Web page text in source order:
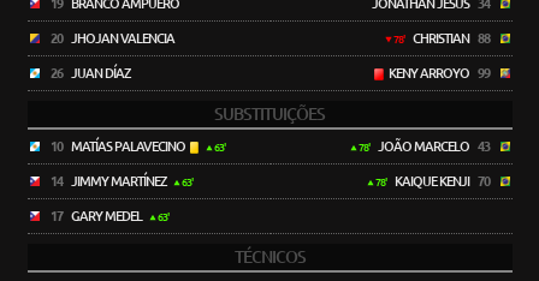
19 BRANCO AMPUERO
20 JHOJAN VALENCIA
26 JUAN DÍAZ
JONATHAN JESUS 34
78' CHRISTIAN 88
KENY ARROYO 99
SUBSTITUIÇÕES
10 MATÍAS PALAVECINO 63'
14 JIMMY MARTÍNEZ 63'
17 GARY MEDEL 63'
78' JOÃO MARCELO 43
78' KAIQUE KENJI 70
TÉCNICOS